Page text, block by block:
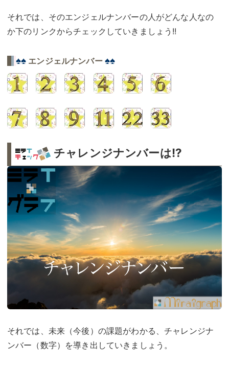
それでは、そのエンジェルナンバーの人がどんな人なの
か下のリンクからチェックしていきましょう!!
♠♠ エンジェルナンバー ♠♠
チャレンジナンバーは!?
それでは、未来（今後）の課題がわかる、チャレンジナ
ンバー（数字）を導き出していきましょう。